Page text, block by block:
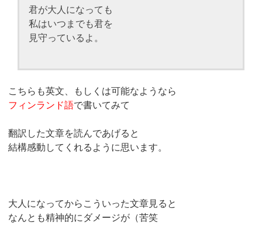
君が大人になっても
私はいつまでも君を
見守っているよ。
こちらも英文、もしくは可能なようなら
フィンランド語で書いてみて
翻訳した文章を読んであげると
結構感動してくれるように思います。
大人になってからこういった文章見ると
なんとも精神的にダメージが（苦笑